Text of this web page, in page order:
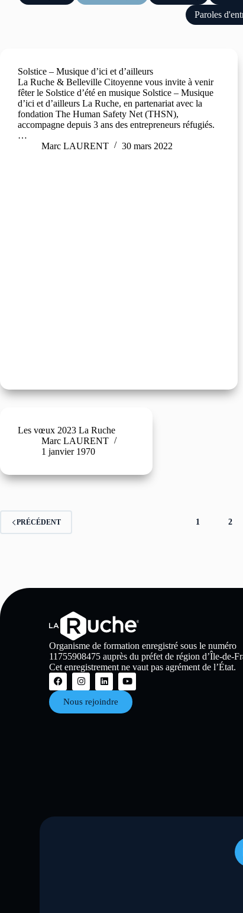
Paroles
Solstice – Musique d’ici et d’ailleurs
La Ruche & Belleville Citoyenne vous invite à venir
fêter le Solstice d’été en musique Solstice – Musique
d’ici et d’ailleurs La Ruche, en partenariat avec la
fondation The Human Safety Net (THSN),
accompagne depuis 3 ans des entrepreneurs réfugiés.
…
Marc LAURENT
30 mars 2022
Les vœux 2023 La Ruche
Marc LAURENT
1 janvier 1970
PRÉCÉDENT 1 2
Organisme de formation enregistré sous le numéro
11755908475 auprès du préfet de région d’Île-de-
Cet enregistrement ne vaut pas agrément de l’État.
Nous rejoindre